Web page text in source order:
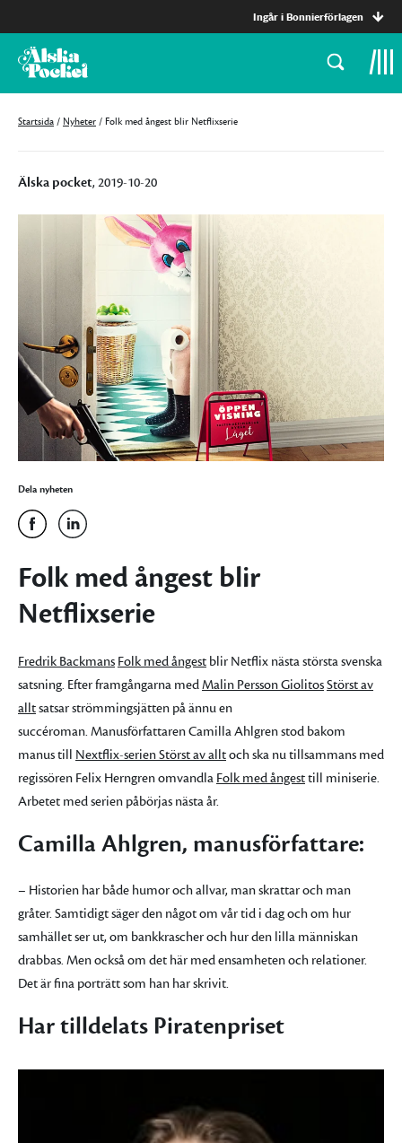
Ingår i Bonnierförlagen
Startsida / Nyheter / Folk med ångest blir Netflixserie
Älska pocket, 2019-10-20
Dela nyheten
Folk med ångest blir
Netflixserie
Fredrik Backmans Folk med ångest blir Netflix nästa största svenska
satsning. Efter framgångarna medMalin Persson GiolitosStörst av
alltsatsar strömmingsjätten på ännu en
succéroman. Manusförfattaren Camilla Ahlgren stod bakom
manus till Nextflix-serien Störst av alltoch ska nu tillsammans med
regissören Felix Herngren omvandla Folk med ångesttill miniserie.
Arbetet med serien påbörjas nästa år.
Camilla Ahlgren, manusförfattare:
– Historien har både humor och allvar, man skrattar och man
gråter. Samtidigt säger den något om vår tid i dag och om hur
samhället ser ut, om bankkrascher och hur den lilla människan
drabbas. Men också om det här med ensamheten och relationer.
Det är fina porträtt som han har skrivit.
Har tilldelats Piratenpriset